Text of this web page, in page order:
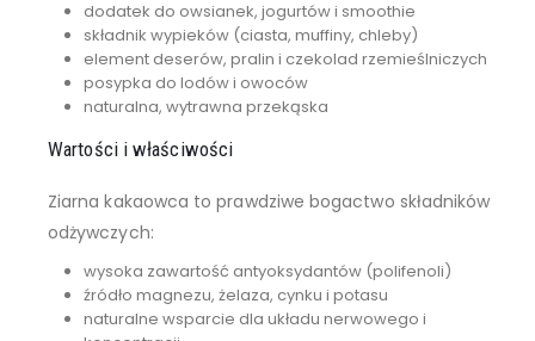
dodatek do owsianek, jogurtów i smoothie
składnik wypieków (ciasta, muffiny, chleby)
element deserów, pralin i czekolad rzemieślniczych
posypka do lodów i owoców
naturalna, wytrawna przekąska
Wartości i właściwości
Ziarna kakaowca to prawdziwe bogactwo składników
odżywczych:
wysoka zawartość antyoksydantów (polifenoli)
źródło magnezu, żelaza, cynku i potasu
naturalne wsparcie dla układu nerwowego i